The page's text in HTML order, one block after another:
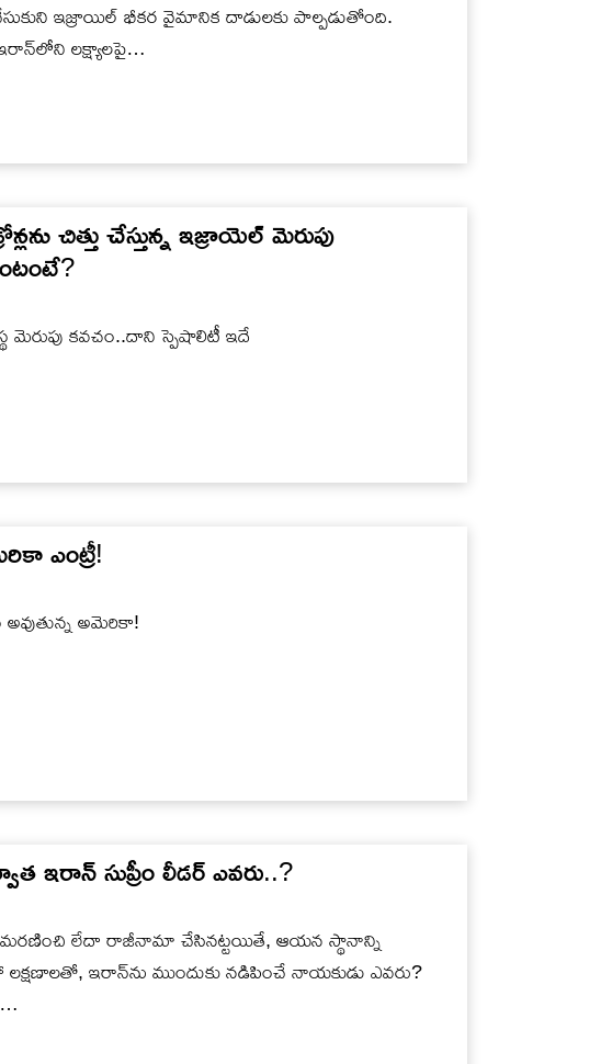
ఇజ్రాయిల్ భీకర వైమానిక దాడులకు పాల్పడుతోంది.
లక్ష్యాలపై…
చిత్తు చేస్తున్న ఇజ్రాయెల్‌ మెరుపు
మెరుపు కవచం..దాని స్పెషాలిటీ ఇదే
ఎంట్రీ!
అవుతున్న అమెరికా!
ఇరాన్ సుప్రీం లీడర్ ఎవరు..?
మరణించి లేదా రాజీనామా చేసినట్టయితే, ఆయన స్థానాన్ని
లక్షణాలతో, ఇరాన్‌ను ముందుకు నడిపించే నాయకుడు ఎవరు?